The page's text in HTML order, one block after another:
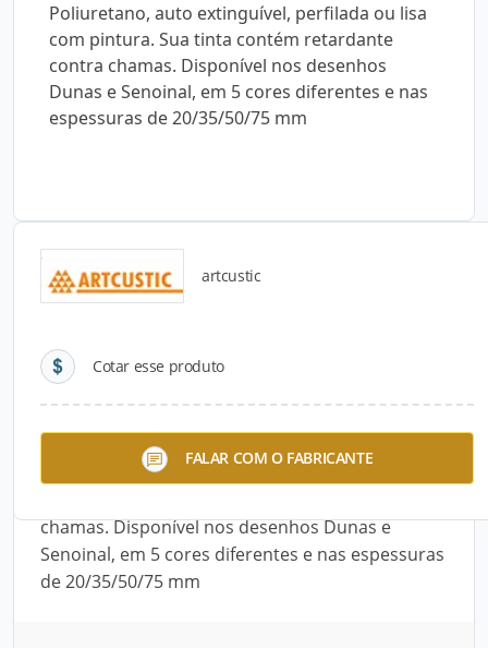
Poliuretano, auto extinguível, perfilada ou lisa
com pintura. Sua tinta contém retardante
contra chamas. Disponível nos desenhos
Dunas e Senoinal, em 5 cores diferentes e nas
espessuras de 20/35/50/75 mm
artcustic
Cotar esse produto
FALAR COM O FABRICANTE
Detalhes do produto
Descrição do Produto
ABS Color é uma Placa de Espuma de
Poliuretano, auto extinguível, perfilada ou lisa
chamas. Disponível nos desenhos Dunas e
Senoinal, em 5 cores diferentes e nas espessuras
de 20/35/50/75 mm